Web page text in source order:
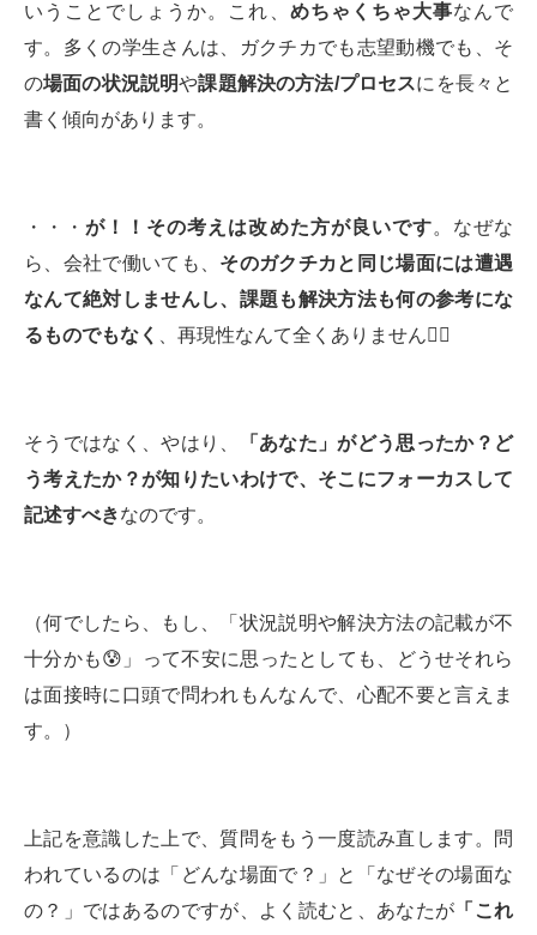
いうことでしょうか。これ、 めちゃくちゃ大事なんで
す。多くの学生さんは、ガクチカでも志望動機でも、そ
の場面の状況説明や課題解決の方法/プロセスにを長々と
書く傾向があります。
・・・が！！その考えは改めた方が良いです。なぜな
ら、会社で働いても、 そのガクチカと同じ場面には遭遇
なんて絶対しませんし、課題も解決方法も何の参考にな
るものでもなく
、再現性なんて全くありません🙅‍♀️
そうではなく、やはり、
「あなた」がどう思ったか？ど
う考えたか？が知りたいわけで、そこにフォーカスして
記述すべきなのです。
（何でしたら、もし、「状況説明や解決方法の記載が不
十分かも😰」って不安に思ったとしても、どうせそれら
は面接時に口頭で問われもんなんで、心配不要と言えま
す。）
上記を意識した上で、質問をもう一度読み直します。問
われているのは「どんな場面で？」と「なぜその場面な
の？」ではあるのですが、よく読むと、あなたが 「これ